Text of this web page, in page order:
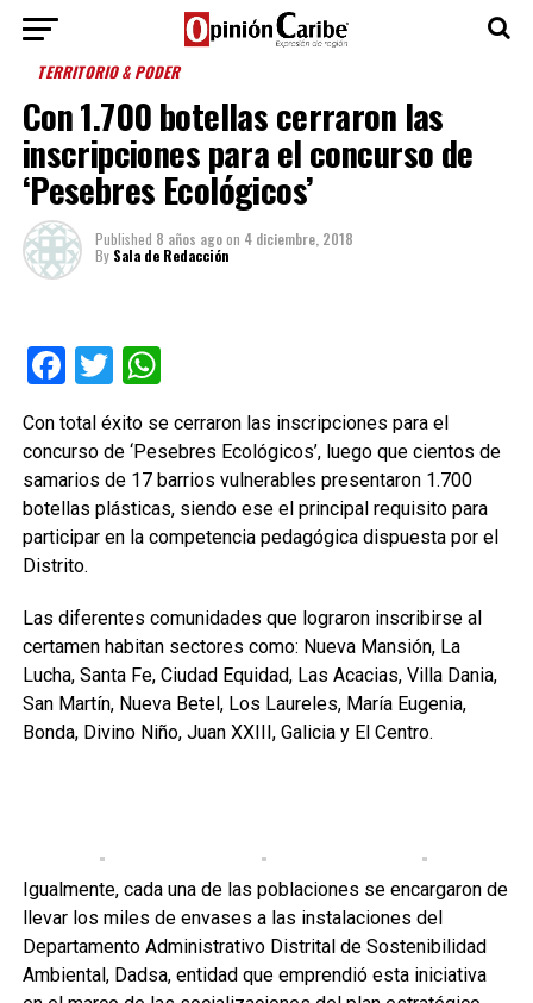
TERRITORIO & PODER
Con 1.700 botellas cerraron las
inscripciones para el concurso de
‘Pesebres Ecológicos’
Published 8 años agoon 4 diciembre, 2018
By Sala de Redacción
Facebook
TwitterWhatsApp
Con total éxito se cerraron las inscripciones para el
concurso de ‘Pesebres Ecológicos’, luego que cientos de
samarios de 17 barrios vulnerables presentaron 1.700
botellas plásticas, siendo ese el principal requisito para
participar en la competencia pedagógica dispuesta por el
Distrito.
Las diferentes comunidades que lograron inscribirse al
certamen habitan sectores como: Nueva Mansión, La
Lucha, Santa Fe, Ciudad Equidad, Las Acacias, Villa Dania,
San Martín, Nueva Betel, Los Laureles, María Eugenia,
Bonda, Divino Niño, Juan XXIII, Galicia y El Centro.
Igualmente, cada una de las poblaciones se encargaron de
llevar los miles de envases a las instalaciones del
Departamento Administrativo Distrital de Sostenibilidad
Ambiental, Dadsa, entidad que emprendió esta iniciativa